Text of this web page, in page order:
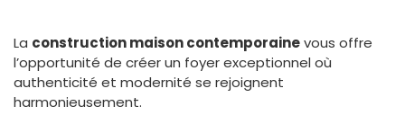
La construction maison contemporainevous offre
l’opportunité de créer un foyer exceptionnel où
authenticité et modernité se rejoignent
harmonieusement.